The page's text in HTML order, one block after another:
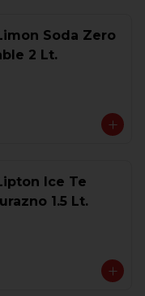
Soda Zero
2 Lt.
Ice Te
1.5 Lt.